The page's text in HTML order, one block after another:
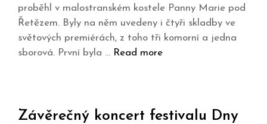
proběhl v malostranském kostele Panny Marie pod
Řetězem. Byly na něm uvedeny i čtyři skladby ve
světových premiérách, z toho tři komorní a jedna
sborová. První byla … Read more
Závěrečný koncert festivalu Dny